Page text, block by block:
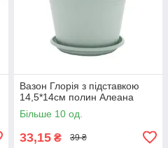
Вазон Глорія з підставкою
14,5*14см полин Алеана
Більше 10 од.
33,15 ₴ 39 ₴